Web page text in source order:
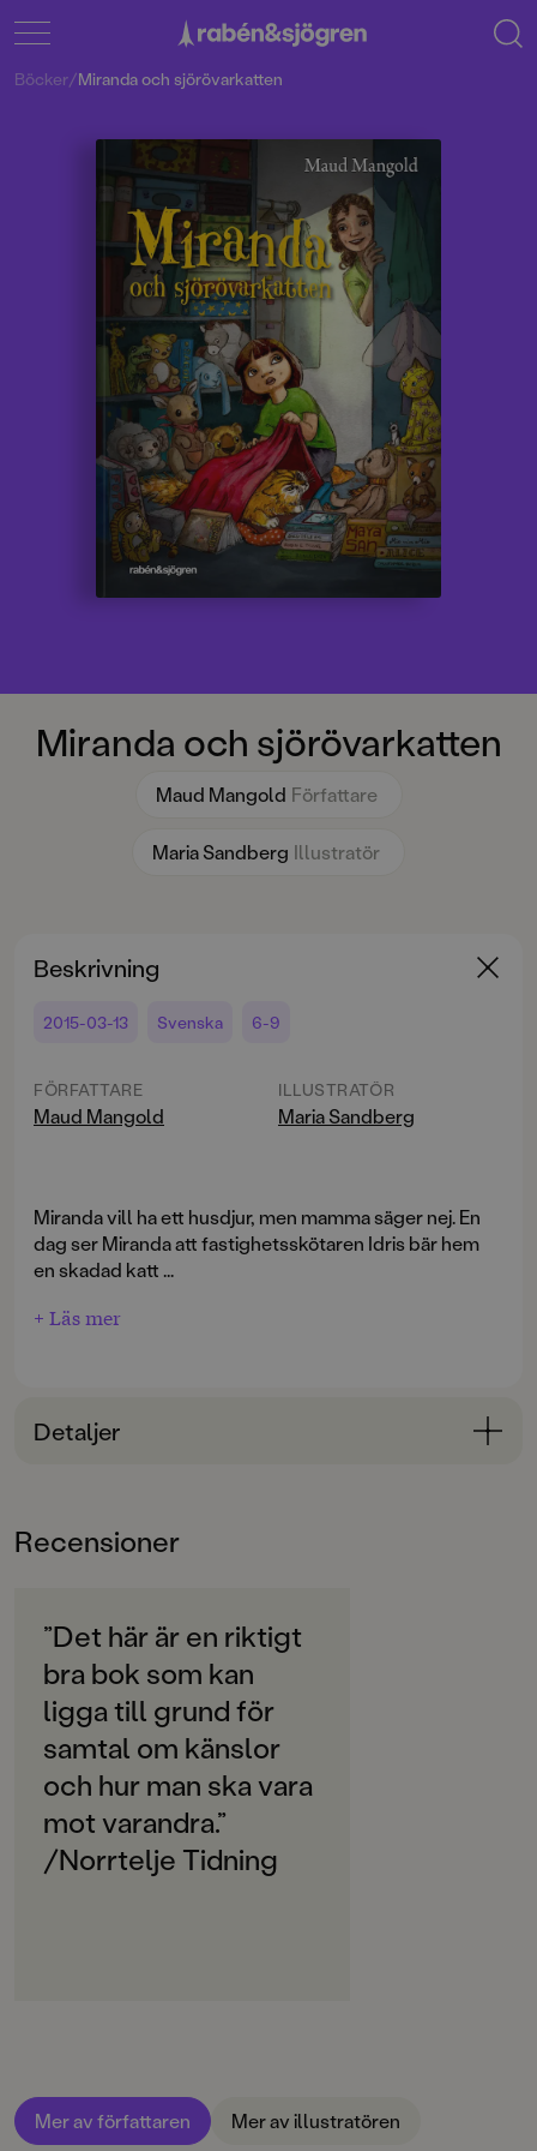
Miranda och sjörövarkatten
Maud Mangold Författare
Maria Sandberg Illustratör
Böcker/Miranda och sjörövarkatten
Beskrivning
2015-03-13 Svenska 6-9
FÖRFATTARE
Maud Mangold
ILLUSTRATÖR
Maria Sandberg
Miranda vill ha ett husdjur, men mamma säger nej. En
dag ser Miranda att fastighetsskötaren Idris bär hem
en skadad katt ...
+ Läs mer
Detaljer
6-9
Svenska
SPRÅK
Svenska
PUBLICERINGSDATUM
2015-03-13
Produktion
Produktdetaljer
Recensioner
”Det här är en riktigt
bra bok som kan
ligga till grund för
samtal om känslor
och hur man ska vara
mot varandra.”
/Norrtelje Tidning
Mer av författaren Mer av illustratören